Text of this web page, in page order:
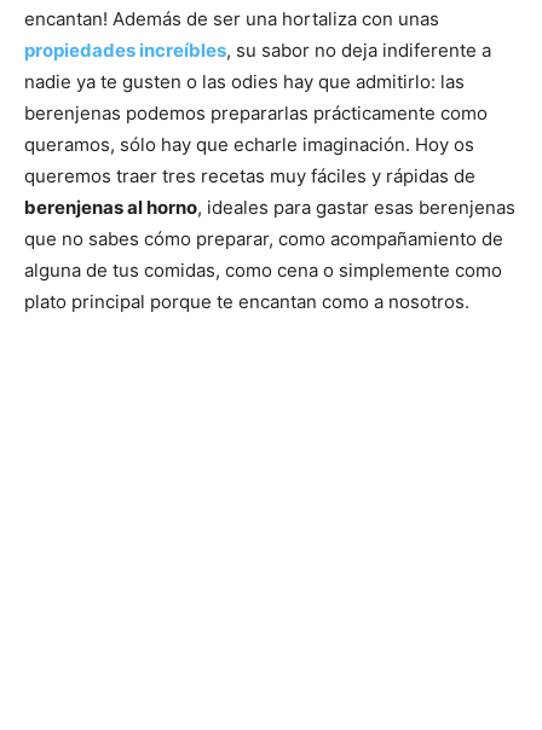
encantan! Además de ser una hortaliza con unas
propiedades increíbles, su sabor no deja indiferente a
nadie ya te gusten o las odies hay que admitirlo: las
berenjenas podemos prepararlas prácticamente como
queramos, sólo hay que echarle imaginación. Hoy os
queremos traer tres recetas muy fáciles y rápidas de
berenjenas al horno, ideales para gastar esas berenjenas
que no sabes cómo preparar, como acompañamiento de
alguna de tus comidas, como cena o simplemente como
plato principal porque te encantan como a nosotros.